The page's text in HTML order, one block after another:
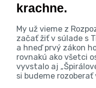
krachne.
My už vieme z
začať žiť v súlade s
a hneď prvý zákon
rovnakú ako všetci
vyvstalo aj
si budeme